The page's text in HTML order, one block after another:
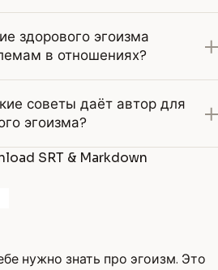
здорового эгоизма
в отношениях?
советы даёт автор для
эгоизма?
SRT & Markdown
нужно знать про эгоизм. Это